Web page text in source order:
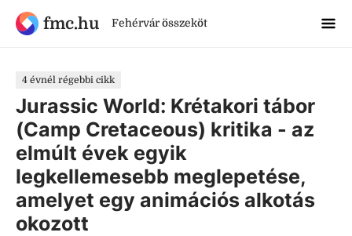
fmc.hu Fehérvár összeköt
4 évnél régebbi cikk
Jurassic World: Krétakori tábor
(Camp Cretaceous) kritika - az
elmúlt évek egyik
legkellemesebb meglepetése,
amelyet egy animációs alkotás
okozott